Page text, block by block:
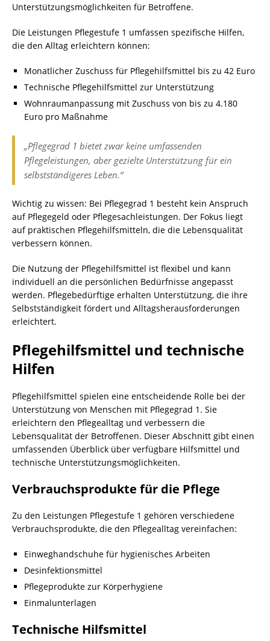
Unterstützungsmöglichkeiten für Betroffene.
Die Leistungen Pflegestufe 1 umfassen spezifische Hilfen,
die den Alltag erleichtern können:
Monatlicher Zuschuss für Pflegehilfsmittel bis zu 42 Euro
Technische Pflegehilfsmittel zur Unterstützung
Wohnraumanpassung mit Zuschuss von bis zu 4.180
Euro pro Maßnahme
„Pflegegrad 1 bietet zwar keine umfassenden
Pflegeleistungen, aber gezielte Unterstützung für ein
selbstständigeres Leben.“
Wichtig zu wissen: Bei Pflegegrad 1 besteht kein Anspruch
auf Pflegegeld oder Pflegesachleistungen. Der Fokus liegt
auf praktischen Pflegehilfsmitteln, die die Lebensqualität
verbessern können.
Die Nutzung der Pflegehilfsmittel ist flexibel und kann
individuell an die persönlichen Bedürfnisse angepasst
werden. Pflegebedürftige erhalten Unterstützung, die ihre
Selbstständigkeit fördert und Alltagsherausforderungen
erleichtert.
Pflegehilfsmittel und technische
Hilfen
Pflegehilfsmittel spielen eine entscheidende Rolle bei der
Unterstützung von Menschen mit Pflegegrad 1. Sie
erleichtern den Pflegealltag und verbessern die
Lebensqualität der Betroffenen. Dieser Abschnitt gibt einen
umfassenden Überblick über verfügbare Hilfsmittel und
technische Unterstützungsmöglichkeiten.
Verbrauchsprodukte für die Pflege
Zu den Leistungen Pflegestufe 1 gehören verschiedene
Verbrauchsprodukte, die den Pflegealltag vereinfachen:
Einweghandschuhe für hygienisches Arbeiten
Desinfektionsmittel
Pflegeprodukte zur Körperhygiene
Einmalunterlagen
Technische Hilfsmittel